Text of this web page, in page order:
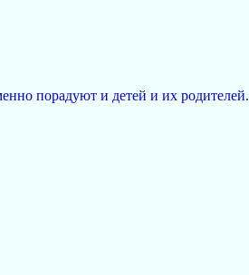
порадуют и детей и их родителей.